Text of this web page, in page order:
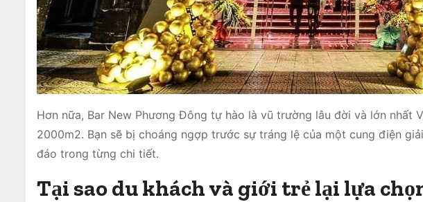
Hơn nữa, Bar New Phương Đông tự hào là vũ trường lâu đời và lớn nhất
2000m2. Bạn sẽ bị choáng ngợp trước sự tráng lệ của một cung điện
đáo trong từng chi tiết.
Tại sao du khách và giới trẻ lại lựa